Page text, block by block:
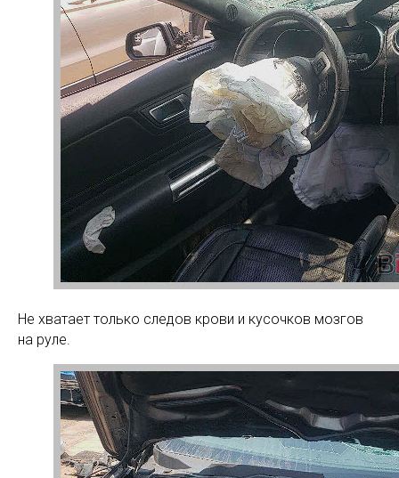
Не хватает только следов крови и кусочков мозгов
на руле.